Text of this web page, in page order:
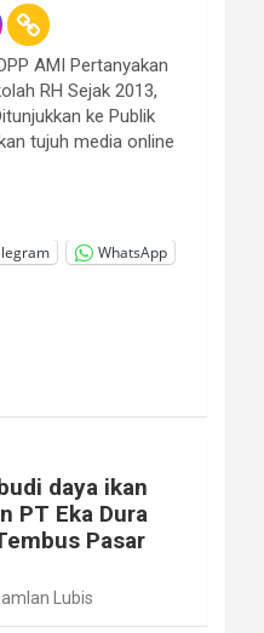
AMI Pertanyakan
RH Sejak 2013,
ke Publik
tujuh media online
WhatsApp
daya ikan
PT Eka Dura
Pasar
Lubis